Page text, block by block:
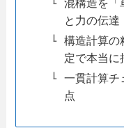
混構造を「
と力の伝達
構造計算の
定で本当に
一貫計算チ
点